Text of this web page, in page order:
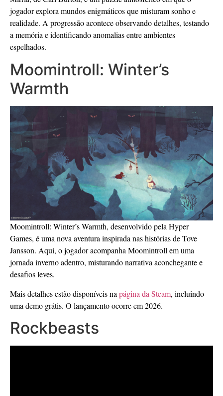
jogador explora mundos enigmáticos que misturam sonho e
realidade. A progressão acontece observando detalhes, testando
a memória e identificando anomalias entre ambientes
espelhados.
Moomintroll: Winter’s
Warmth
Moomintroll: Winter’s Warmth, desenvolvido pela Hyper
Games, é uma nova aventura inspirada nas histórias de Tove
Jansson. Aqui, o jogador acompanha Moomintroll em uma
jornada inverno adentro, misturando narrativa aconchegante e
desafios leves.
Mais detalhes estão disponíveis na página da Steam, incluindo
uma demo grátis. O lançamento ocorre em 2026.
Rockbeasts